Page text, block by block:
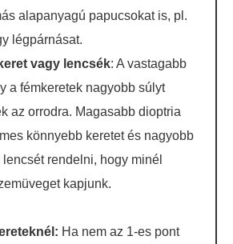
alapanyagú papucsokat is, pl.
légpárnásat.
vagy lencsék: A vastagabb
a fémkeretek nagyobb súlyt
az orrodra. Magasabb dioptria
könnyebb keretet és nagyobb
rendelni, hogy minél
kapjunk.
Ha nem az 1-es pont